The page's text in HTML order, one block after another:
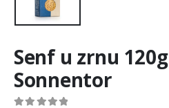
Senf u zrnu 120g
Sonnentor